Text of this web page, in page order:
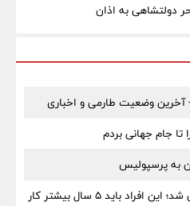
دولتشاهی به اذان
وضعیت طارمی و اخباری
تا جام جهانی بردم
به پرسپولیس
شرط جدید بازنشستگی اجرایی شد؛ این افراد باید ۵ سال بیشتر کار